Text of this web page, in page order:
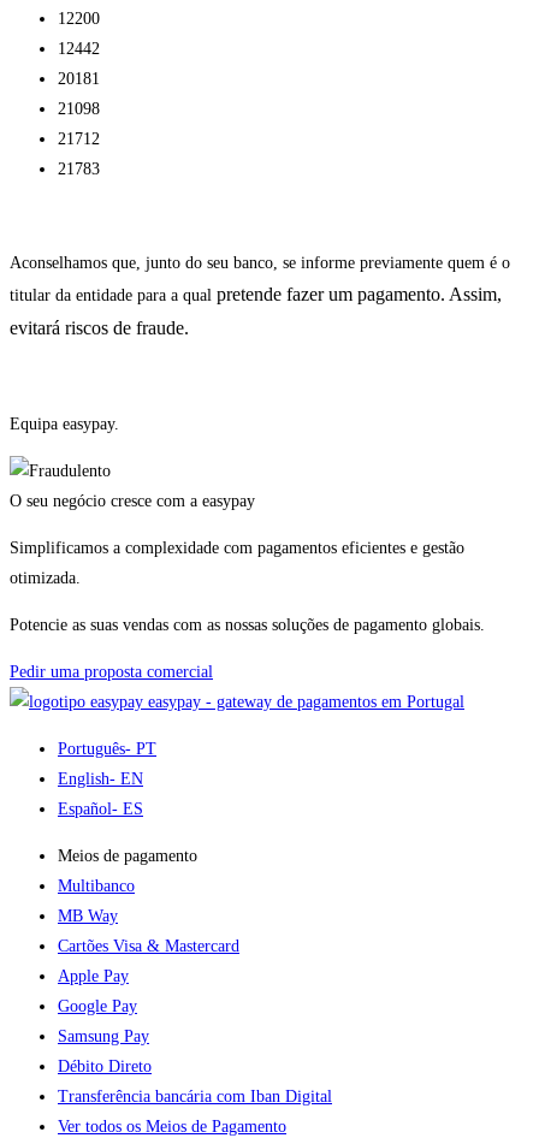
12200
12442
20181
21098
21712
21783
Aconselhamos que, junto do seu banco, se informe previamente quem é o
titular da entidade para a qual pretende fazer um pagamento. Assim,
evitará riscos de fraude.
Equipa easypay.
O seu negócio cresce com a easypay
Simplificamos a complexidade com pagamentos eficientes e gestão
otimizada.
Potencie as suas vendas com as nossas soluções de pagamento globais.
Pedir uma proposta comercial
easypay - gateway de pagamentos em Portugal
Português- PT
English- EN
Español- ES
Meios de pagamento
Multibanco
MB Way
Cartões Visa & Mastercard
Apple Pay
Google Pay
Samsung Pay
Débito Direto
Transferência bancária com Iban Digital
Ver todos os Meios de Pagamento